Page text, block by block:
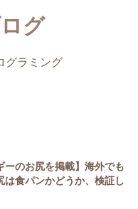
グ
グラミング
ーのお尻を掲載】海外でも
は食パンかどうか、検証し